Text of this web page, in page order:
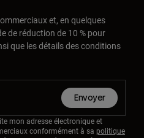
et, en quelques
de réduction de 10 % pour
que les détails des conditions
Envoyer
mon adresse électronique et
conformément à sa politique